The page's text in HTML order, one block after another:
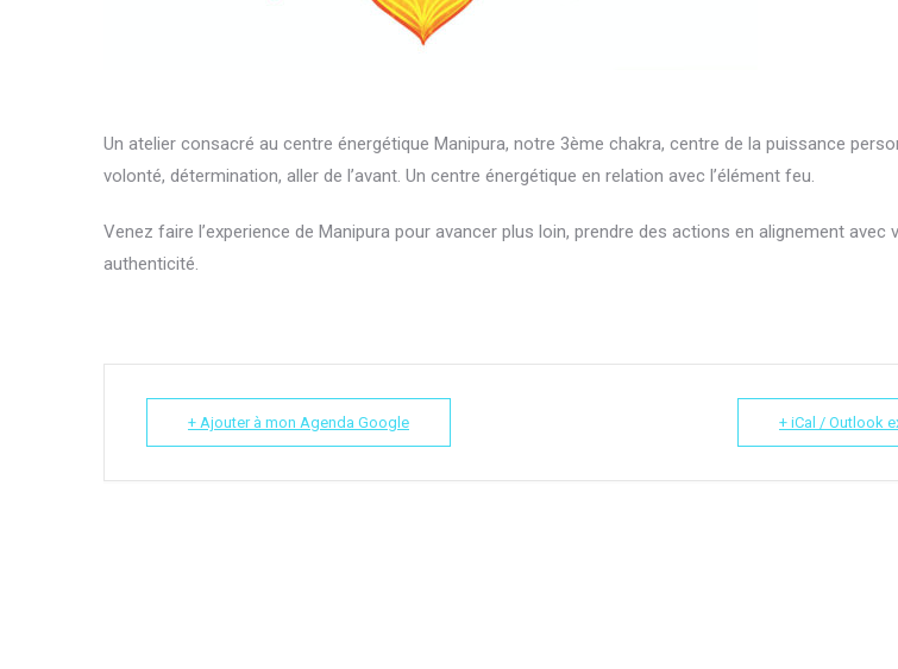
Un atelier consacré au centre énergétique Manipura, notre 3ème chakra, centre de la puissance
volonté, détermination, aller de l’avant. Un centre énergétique en relation avec l’élément feu.
Venez faire l’experience de Manipura pour avancer plus loin, prendre des actions en alignement avec
authenticité.
+ Ajouter à mon Agenda Google + iCal / Outlook